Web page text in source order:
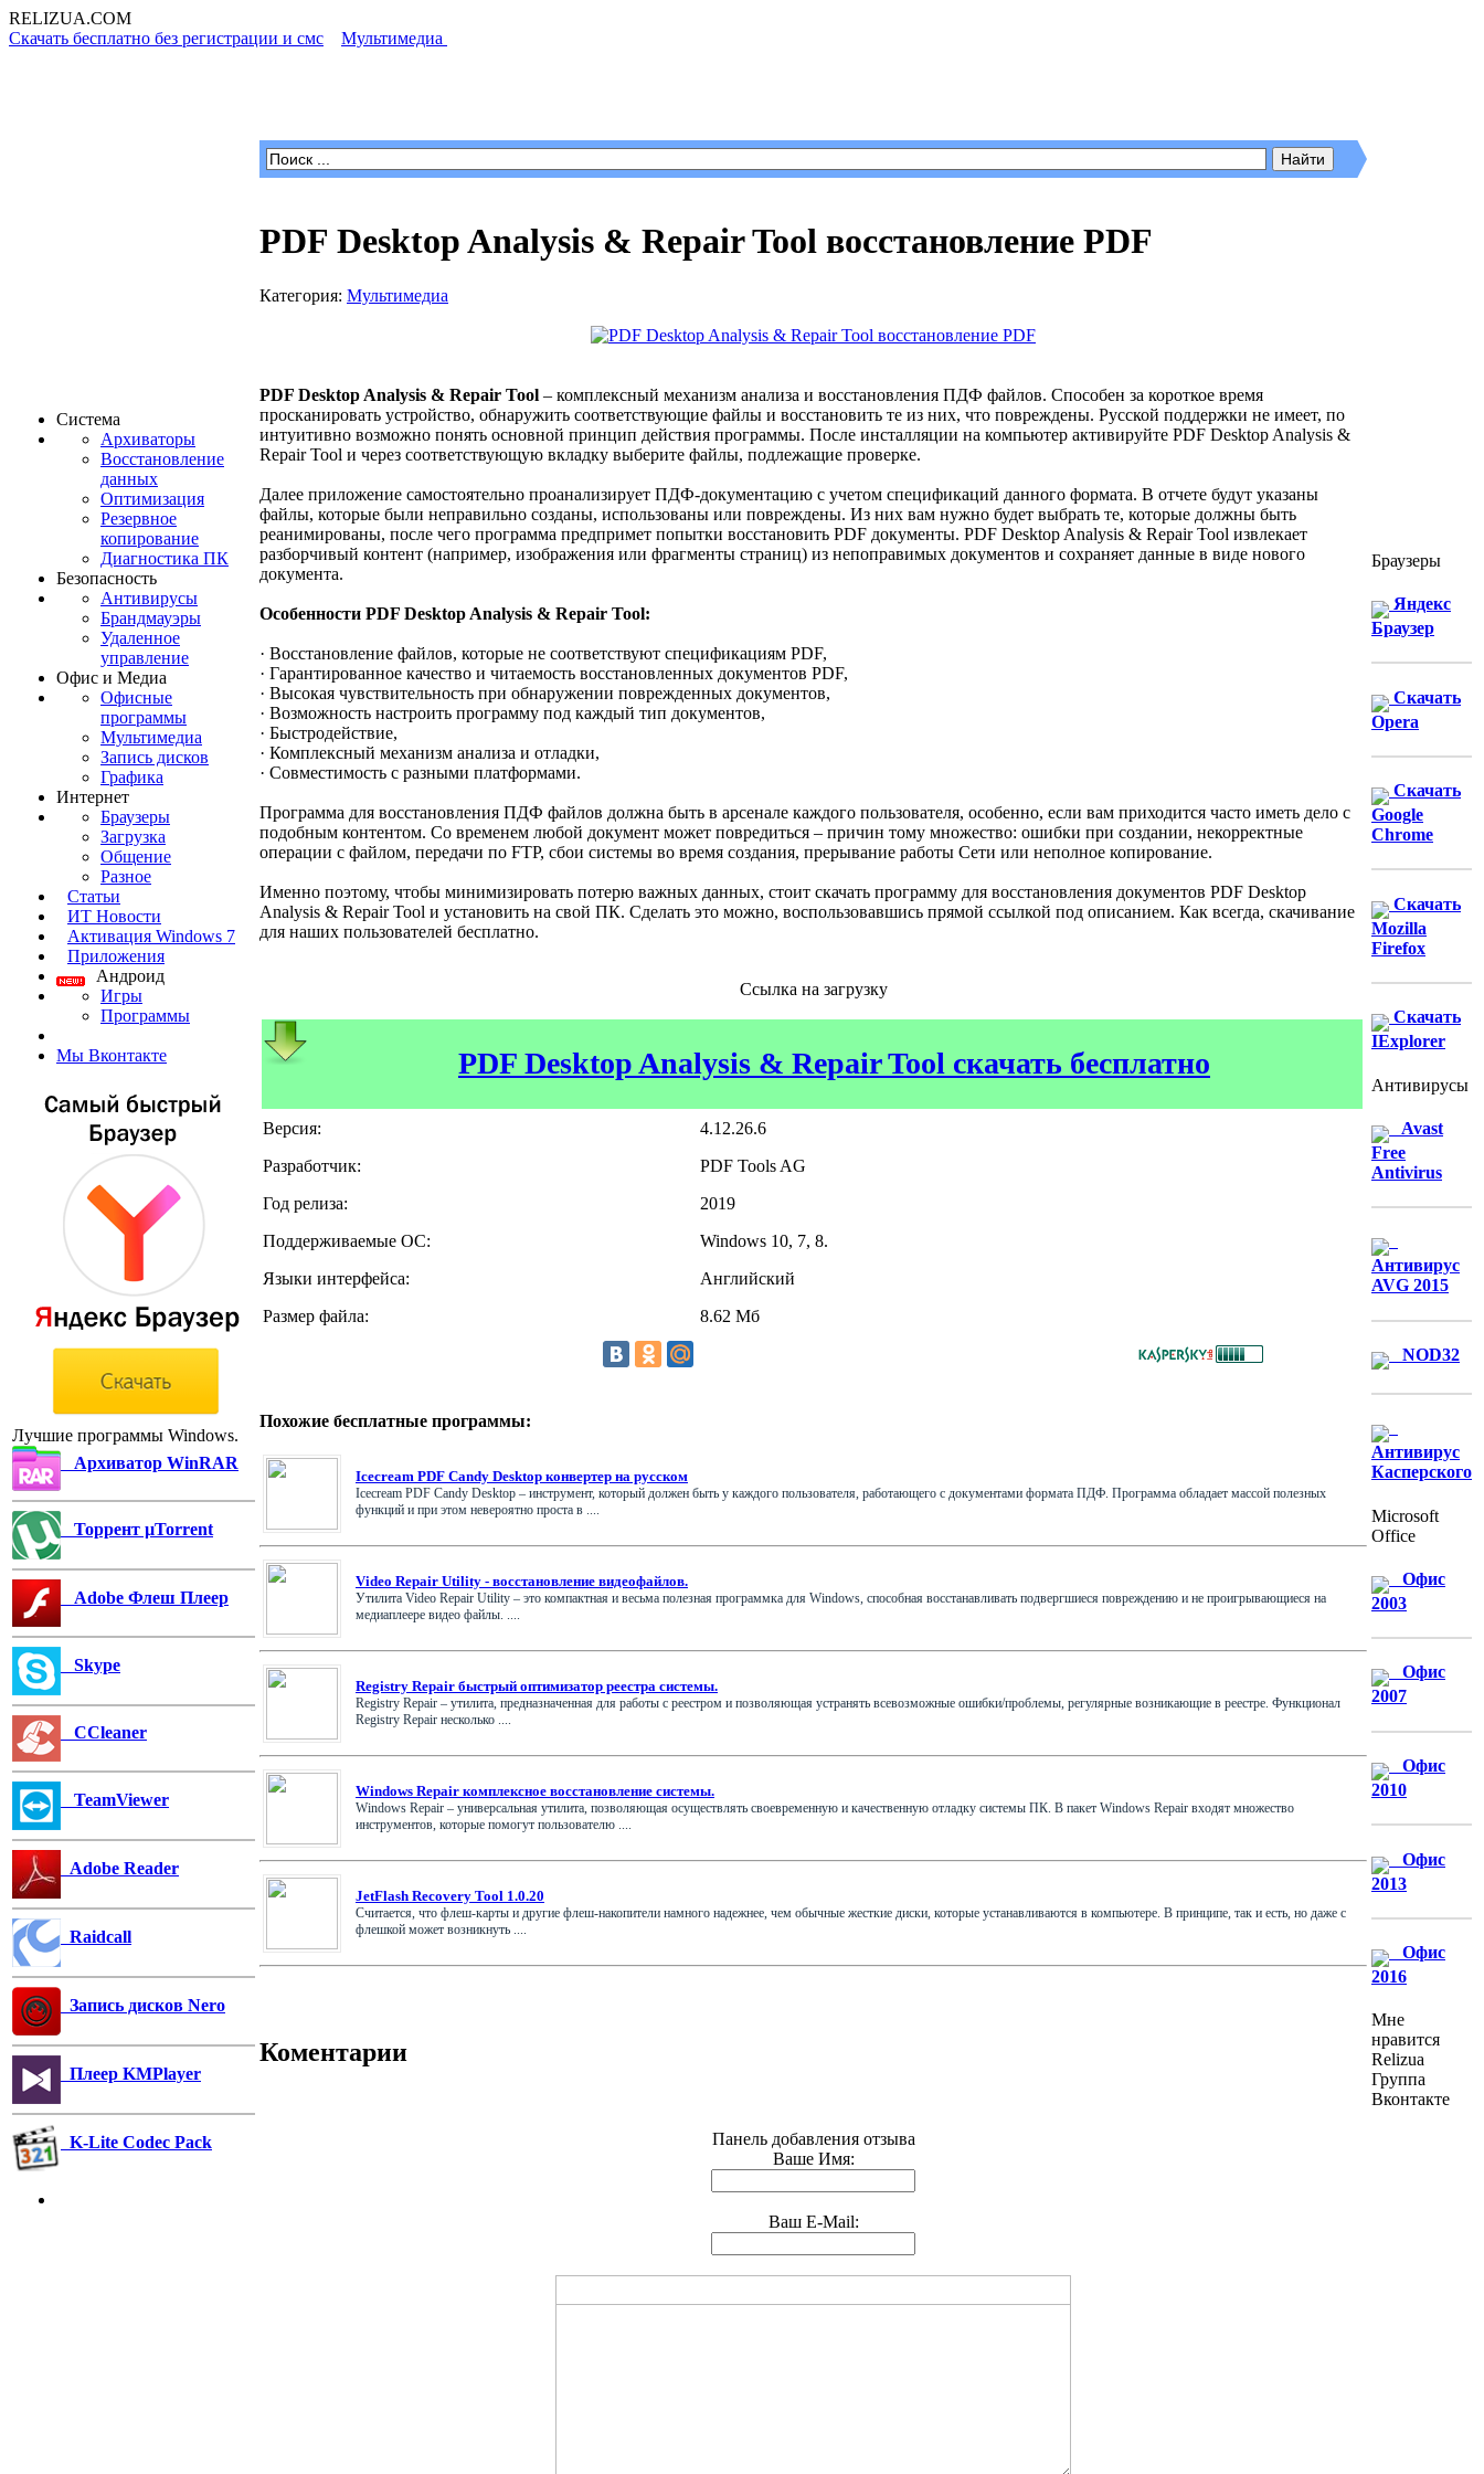
RELIZUA.COM
Скачать бесплатно без регистрации и смс
Мультимедиа
Система
Архиваторы
Восстановление
данных
Оптимизация
Резервное
копирование
Диагностика ПК
Безопасность
Антивирусы
Брандмауэры
Удаленное
управление
Офис и Медиа
Офисные
программы
Мультимедиа
Запись дисков
Графика
Интернет
Браузеры
Загрузка
Общение
Разное
Статьи
ИТ Новости
Активация Windows 7
Приложения
Андроид
Игры
Программы
Мы Вконтакте
Лучшие программы Windows.
Архиватор WinRAR
Торрент µTorrent
Adobe Флеш Плеер
Skype
CCleaner
TeamViewer
Adobe Reader
Raidcall
Запись дисков Nero
Плеер KMPlayer
K-Lite Codec Pack
PDF Desktop Analysis & Repair Tool восстановление PDF
Категория: Мультимедиа
PDF Desktop Analysis & Repair Tool – комплексный механизм анализа и восстановления ПДФ файлов. Способен за короткое время
просканировать устройство, обнаружить соответствующие файлы и восстановить те из них, что повреждены. Русской поддержки не имеет, по
интуитивно возможно понять основной принцип действия программы. После инсталляции на компьютер активируйте PDF Desktop Analysis &
Repair Tool и через соответствующую вкладку выберите файлы, подлежащие проверке.
Далее приложение самостоятельно проанализирует ПДФ-документацию с учетом спецификаций данного формата. В отчете будут указаны
файлы, которые были неправильно созданы, использованы или повреждены. Из них вам нужно будет выбрать те, которые должны быть
реанимированы, после чего программа предпримет попытки восстановить PDF документы. PDF Desktop Analysis & Repair Tool извлекает
разборчивый контент (например, изображения или фрагменты страниц) из непоправимых документов и сохраняет данные в виде нового
документа.
Особенности PDF Desktop Analysis & Repair Tool:
· Восстановление файлов, которые не соответствуют спецификациям PDF,
· Гарантированное качество и читаемость восстановленных документов PDF,
· Высокая чувствительность при обнаружении поврежденных документов,
· Возможность настроить программу под каждый тип документов,
· Быстродействие,
· Комплексный механизм анализа и отладки,
· Совместимость с разными платформами.
Программа для восстановления ПДФ файлов должна быть в арсенале каждого пользователя, особенно, если вам приходится часто иметь дело с
подобным контентом. Со временем любой документ может повредиться – причин тому множество: ошибки при создании, некорректные
операции с файлом, передачи по FTP, сбои системы во время создания, прерывание работы Сети или неполное копирование.
Именно поэтому, чтобы минимизировать потерю важных данных, стоит скачать программу для восстановления документов PDF Desktop
Analysis & Repair Tool и установить на свой ПК. Сделать это можно, воспользовавшись прямой ссылкой под описанием. Как всегда, скачивание
для наших пользователей бесплатно.
Ссылка на загрузку
PDF Desktop Analysis & Repair Tool скачать бесплатно
Версия:
4.12.26.6
Разработчик:
PDF Tools AG
Год релиза:
2019
Поддерживаемые ОС:
Windows 10, 7, 8.
Языки интерфейса:
Английский
Размер файла:
8.62 Мб
Похожие бесплатные программы:
Icecream PDF Candy Desktop конвертер на русском
Icecream PDF Candy Desktop – инструмент, который должен быть у каждого пользователя, работающего с документами формата ПДФ. Программа обладает массой полезных
функций и при этом невероятно проста в ....
Video Repair Utility - восстановление видеофайлов.
Утилита Video Repair Utility – это компактная и весьма полезная программка для Windows, способная восстанавливать подвергшиеся повреждению и не проигрывающиеся на
медиаплеере видео файлы. ....
Registry Repair быстрый оптимизатор реестра системы.
Registry Repair – утилита, предназначенная для работы с реестром и позволяющая устранять всевозможные ошибки/проблемы, регулярные возникающие в реестре. Функционал
Registry Repair несколько ....
Windows Repair комплексное восстановление системы.
Windows Repair – универсальная утилита, позволяющая осуществлять своевременную и качественную отладку системы ПК. В пакет Windows Repair входят множество
инструментов, которые помогут пользователю ....
JetFlash Recovery Tool 1.0.20
Считается, что флеш-карты и другие флеш-накопители намного надежнее, чем обычные жесткие диски, которые устанавливаются в компьютере. В принципе, так и есть, но даже с
флешкой может возникнуть ....
Коментарии
Панель добавления отзыва
Ваше Имя:
Ваш E-Mail:
Браузеры
Яндекс
Браузер
Скачать
Opera
Скачать
Google
Chrome
Скачать
Mozilla
Firefox
Скачать
IExplorer
Антивирусы
Avast
Free
Antivirus
Антивирус
AVG 2015
NOD32
Антивирус
Касперского
Microsoft
Office
Офис
2003
Офис
2007
Офис
2010
Офис
2013
Офис
2016
Мне
нравится
Relizua
Группа
Вконтакте